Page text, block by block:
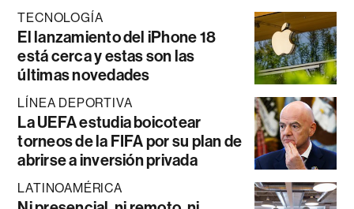
TECNOLOGÍA
El lanzamiento del iPhone 18
está cerca y estas son las
últimas novedades
LÍNEA DEPORTIVA
La UEFA estudia boicotear
torneos de la FIFA por su plan de
abrirse a inversión privada
LATINOAMÉRICA